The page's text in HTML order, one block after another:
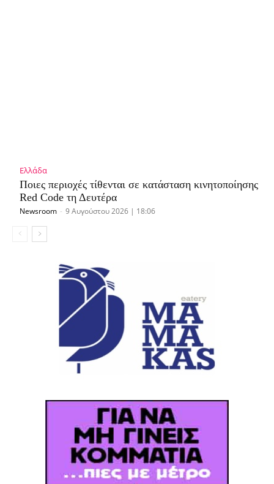
Ελλάδα
Ποιες περιοχές τίθενται σε κατάσταση κινητοποίησης
Red Code τη Δευτέρα
Newsroom - 9 Αυγούστου 2026 | 18:06